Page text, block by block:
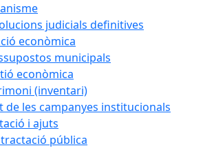
judicials definitives
econòmica
municipals
econòmica
(inventari)
de les campanyes institucionals
i ajuts
pública